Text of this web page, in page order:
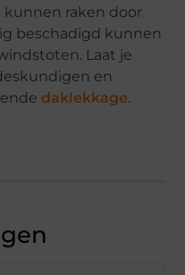
raken door
beschadigd kunnen
Laat je
en
daklekkage.